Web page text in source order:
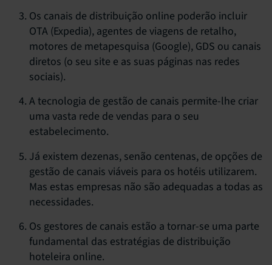
Os canais de distribuição online poderão incluir
OTA (Expedia), agentes de viagens de retalho,
motores de metapesquisa (Google), GDS ou canais
diretos (o seu site e as suas páginas nas redes
sociais).
A tecnologia de gestão de canais permite-lhe criar
uma vasta rede de vendas para o seu
estabelecimento.
Já existem dezenas, senão centenas, de opções de
gestão de canais viáveis para os hotéis utilizarem.
Mas estas empresas não são adequadas a todas as
necessidades.
Os gestores de canais estão a tornar-se uma parte
fundamental das estratégias de distribuição
hoteleira online.